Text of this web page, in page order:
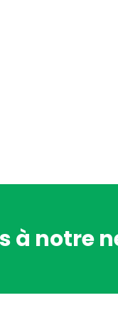
à notre